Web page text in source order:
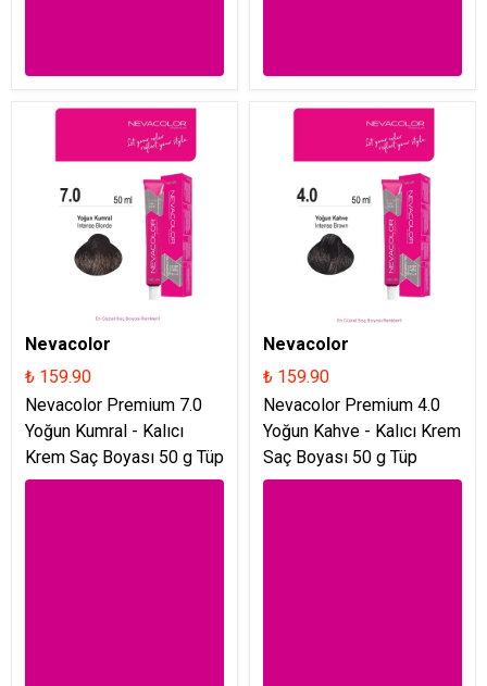
Nevacolor
₺ 159.90
Nevacolor Premium 7.0
Yoğun Kumral - Kalıcı
Krem Saç Boyası 50 g Tüp
Nevacolor
₺ 159.90
Nevacolor Premium 4.0
Yoğun Kahve - Kalıcı Krem
Saç Boyası 50 g Tüp